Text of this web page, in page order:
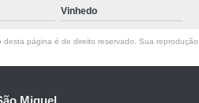
Vinhedo
página é de direito reservado. Sua
Miguel